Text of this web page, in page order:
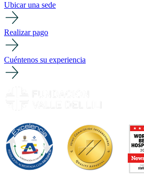
Ubicar una sede
Realizar pago
Cuéntenos su experiencia